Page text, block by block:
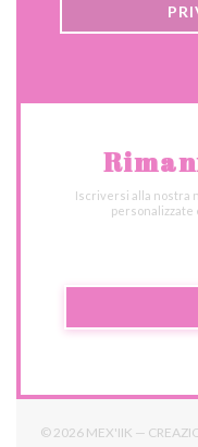
Iscriversi alla nostra
personalizzate
© 2026 MEX'IIK —